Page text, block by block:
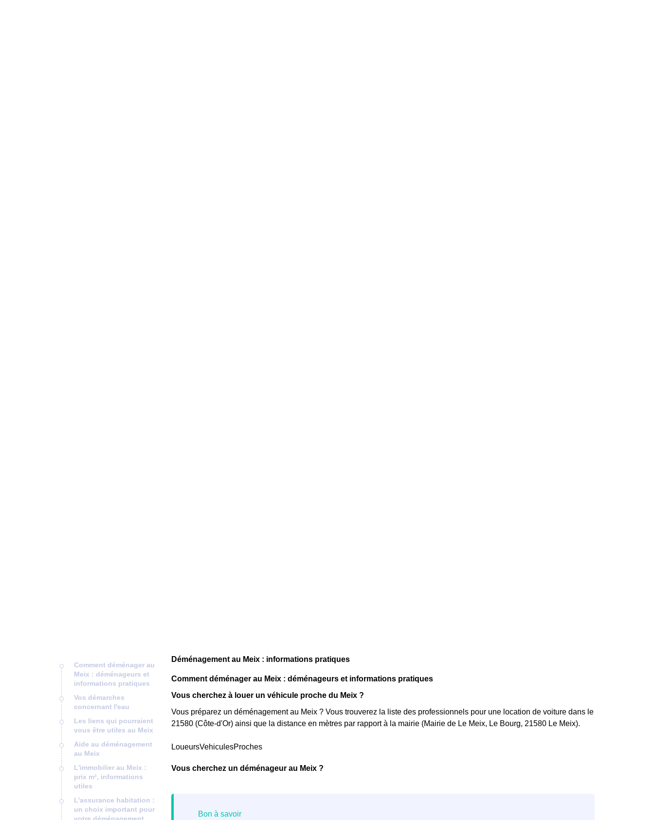
Comment déménager au
Meix : déménageurs et
informations pratiques
Vos démarches
concernant l'eau
Les liens qui pourraient
vous être utiles au Meix
Aide au déménagement
au Meix
L'immobilier au Meix :
prix m², informations
utiles
L'assurance habitation :
un choix important pour
Déménagement au Meix : informations pratiques
Comment déménager au Meix : déménageurs et informations pratiques
Vous cherchez à louer un véhicule proche du Meix ?
Vous préparez un déménagement au Meix ? Vous trouverez la liste des professionnels pour une location de voiture dans le
21580 (Côte-d'Or) ainsi que la distance en mètres par rapport à la mairie (Mairie de Le Meix, Le Bourg, 21580 Le Meix).
LoueursVehiculesProches
Vous cherchez un déménageur au Meix ?